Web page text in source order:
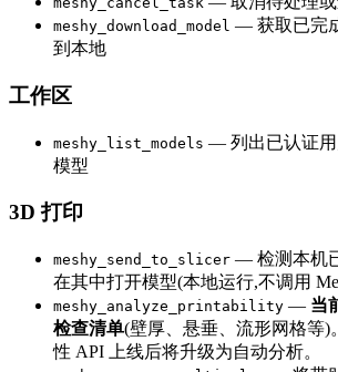
meshy_download_model — 获取已完
到本地
工作区
meshy_list_models — 列出已认证
模型
3D 打印
meshy_send_to_slicer — 检测本机
在其中打开模型(本地运行,不调用
meshy_analyze_printability — 当
检查清单(壁厚、悬垂、流形网格等)
性 API 上线后将升级为自动分析。